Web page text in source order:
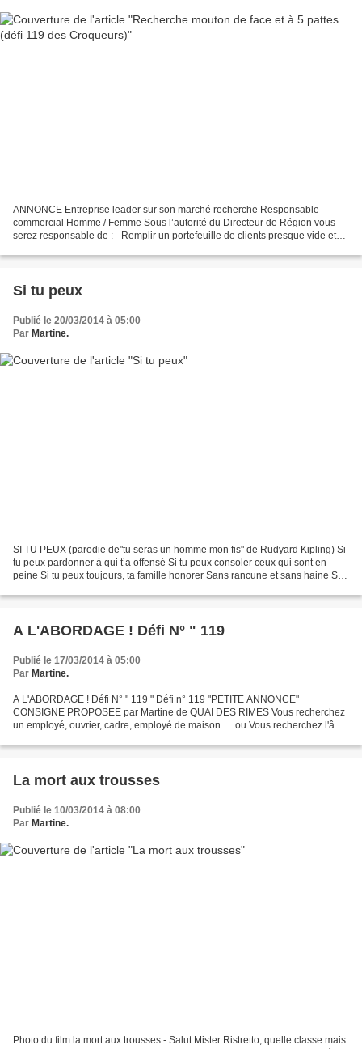
ANNONCE Entreprise leader sur son marché recherche Responsable
commercial Homme / Femme Sous l’autorité du Directeur de Région vous
serez responsable de : - Remplir un portefeuille de clients presque vide et
Si tu peux
Publié le 20/03/2014 à 05:00
Par Martine.
SI TU PEUX (parodie de"tu seras un homme mon fis" de Rudyard Kipling) Si
tu peux pardonner à qui t’a offensé Si tu peux consoler ceux qui sont en
peine Si tu peux toujours, ta famille honorer Sans rancune et sans haine Si
A L'ABORDAGE ! Défi N° " 119
Publié le 17/03/2014 à 05:00
Par Martine.
A L'ABORDAGE ! Défi N° " 119 " Défi n° 119 "PETITE ANNONCE"
CONSIGNE PROPOSEE par Martine de QUAI DES RIMES Vous recherchez
un employé, ouvrier, cadre, employé de maison..... ou Vous recherchez l'âme
La mort aux trousses
Publié le 10/03/2014 à 08:00
Par Martine.
Photo du film la mort aux trousses - Salut Mister Ristretto, quelle classe mais